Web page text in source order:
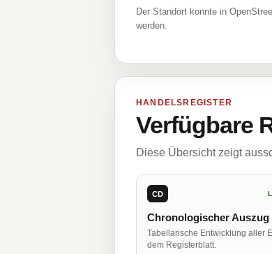
Der Standort konnte in
werden.
HANDELSREGISTER
Verfügbare
Diese Übersicht zeigt
CD
Chronologischer Auszug
Tabellarische Entwicklung aller
dem Registerblatt.